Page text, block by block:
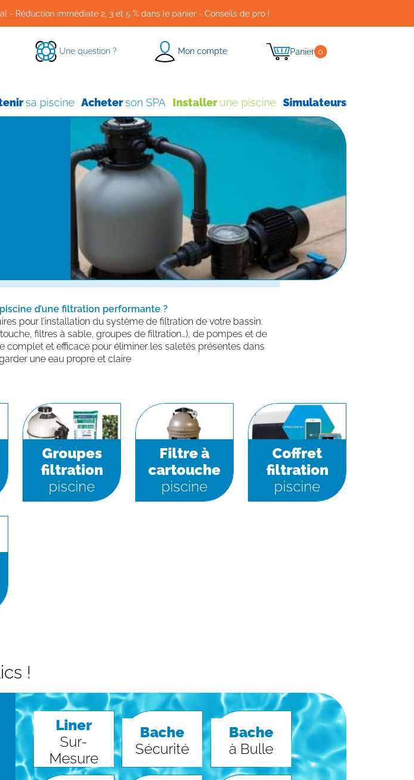
- Réduction immédiate 2, 3 et 5 % dans le panier - Conseils de pro !
Une question ? Mon compte Panier 0
sa piscine Acheterson SPA Installerune piscine Simulateurs
d’une filtration performante ?
pour l’installation du système de filtration de votre bassin.
filtres à sable, groupes de filtration…), de pompes et de
complet et efficace pour éliminer les saletés présentes dans
une eau propre et claire
Groupes
filtration
piscine
Filtre à
cartouche
piscine
Coffret
filtration
piscine
!
Liner
Sur-
Mesure
Bache
Sécurité
Bache
à Bulle